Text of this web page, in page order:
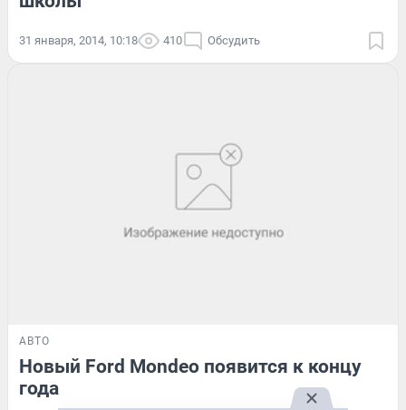
31 января, 2014, 10:18 410 Обсудить
АВТО
Новый Ford Mondeo появится к концу
года